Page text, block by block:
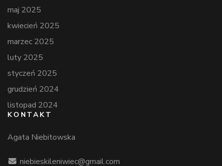
maj 2025
kwiecień 2025
marzec 2025
luty 2025
styczeń 2025
grudzień 2024
listopad 2024
KONTAKT
Agata Niebitowska
niebieskileniwiec@gmail.com